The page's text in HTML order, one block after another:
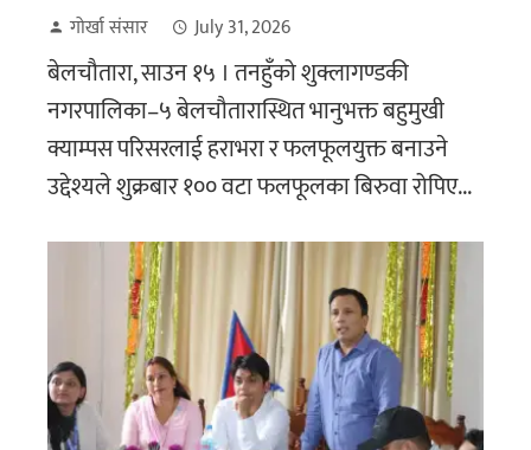
गोर्खा संसार July 31, 2026
बेलचौतारा, साउन १५ । तनहुँको शुक्लागण्डकी
नगरपालिका–५ बेलचौतारास्थित भानुभक्त बहुमुखी
क्याम्पस परिसरलाई हराभरा र फलफूलयुक्त बनाउने
उद्देश्यले शुक्रबार १०० वटा फलफूलका बिरुवा रोपिए...